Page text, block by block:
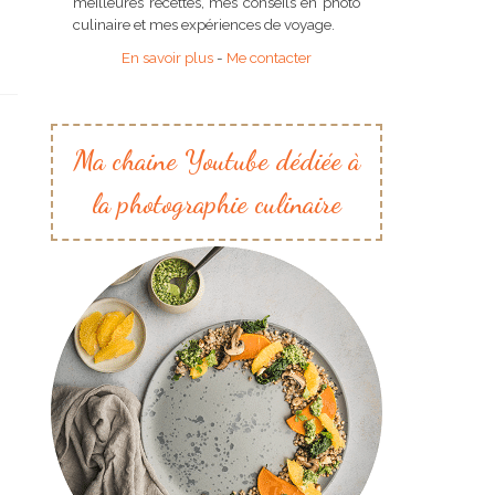
culinaire et mes expériences de voyage.
En savoir plus - Me contacter
Ma chaine Youtube dédiée à
la photographie culinaire